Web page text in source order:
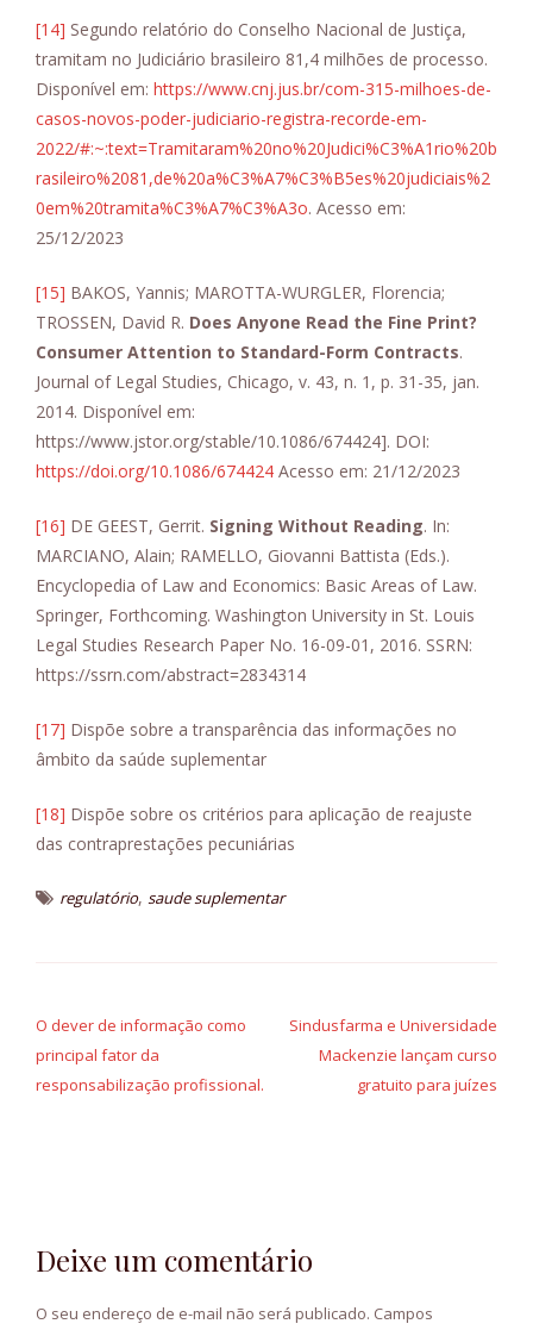
[14] Segundo relatório do Conselho Nacional de Justiça,
tramitam no Judiciário brasileiro 81,4 milhões de processo.
Disponível em: https://www.cnj.jus.br/com-315-milhoes-de-
casos-novos-poder-judiciario-registra-recorde-em-
2022/#:~:text=Tramitaram%20no%20Judici%C3%A1rio%20b
rasileiro%2081,de%20a%C3%A7%C3%B5es%20judiciais%2
0em%20tramita%C3%A7%C3%A3o. Acesso em:
25/12/2023
[15] BAKOS, Yannis; MAROTTA-WURGLER, Florencia;
TROSSEN, David R. Does Anyone Read the Fine Print?
Consumer Attention to Standard-Form Contracts.
Journal of Legal Studies, Chicago, v. 43, n. 1, p. 31-35, jan.
2014. Disponível em:
https://www.jstor.org/stable/10.1086/674424]. DOI:
https://doi.org/10.1086/674424 Acesso em: 21/12/2023
[16] DE GEEST, Gerrit. Signing Without Reading. In:
MARCIANO, Alain; RAMELLO, Giovanni Battista (Eds.).
Encyclopedia of Law and Economics: Basic Areas of Law.
Springer, Forthcoming. Washington University in St. Louis
Legal Studies Research Paper No. 16-09-01, 2016. SSRN:
https://ssrn.com/abstract=2834314
[17] Dispõe sobre a transparência das informações no
âmbito da saúde suplementar
[18] Dispõe sobre os critérios para aplicação de reajuste
das contraprestações pecuniárias
regulatório, saude suplementar
de
Post
O dever de informação como
principal fator da
responsabilização profissional.
Sindusfarma e Universidade
Mackenzie lançam curso
gratuito para juízes
Deixe um comentário
O seu endereço de e-mail não será publicado. Campos